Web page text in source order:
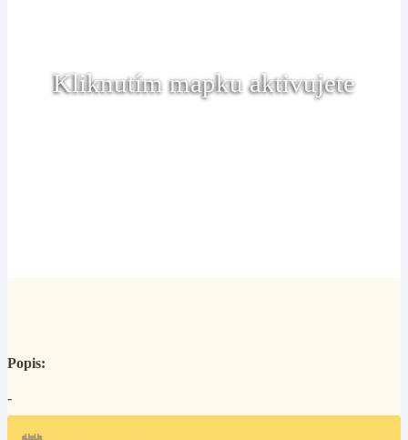
Kliknutím mapku aktivujete
Popis:
-